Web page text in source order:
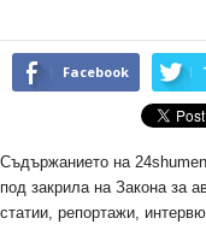
Facebook
Съдържанието на
под закрила на Закона за
статии, репортажи,